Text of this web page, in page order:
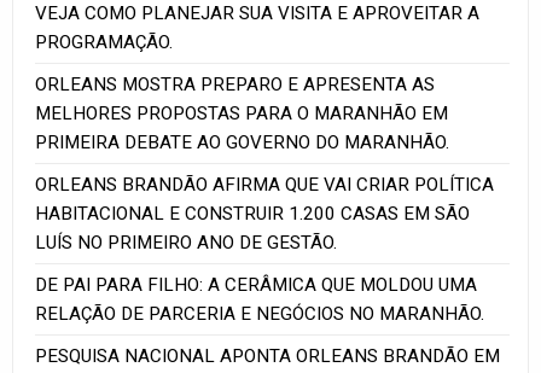
VEJA COMO PLANEJAR SUA VISITA E APROVEITAR A
PROGRAMAÇÃO.
ORLEANS MOSTRA PREPARO E APRESENTA AS
MELHORES PROPOSTAS PARA O MARANHÃO EM
PRIMEIRA DEBATE AO GOVERNO DO MARANHÃO.
ORLEANS BRANDÃO AFIRMA QUE VAI CRIAR POLÍTICA
HABITACIONAL E CONSTRUIR 1.200 CASAS EM SÃO
LUÍS NO PRIMEIRO ANO DE GESTÃO.
DE PAI PARA FILHO: A CERÂMICA QUE MOLDOU UMA
RELAÇÃO DE PARCERIA E NEGÓCIOS NO MARANHÃO.
PESQUISA NACIONAL APONTA ORLEANS BRANDÃO EM